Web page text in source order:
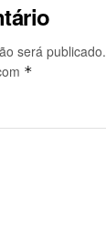
será publicado.
*